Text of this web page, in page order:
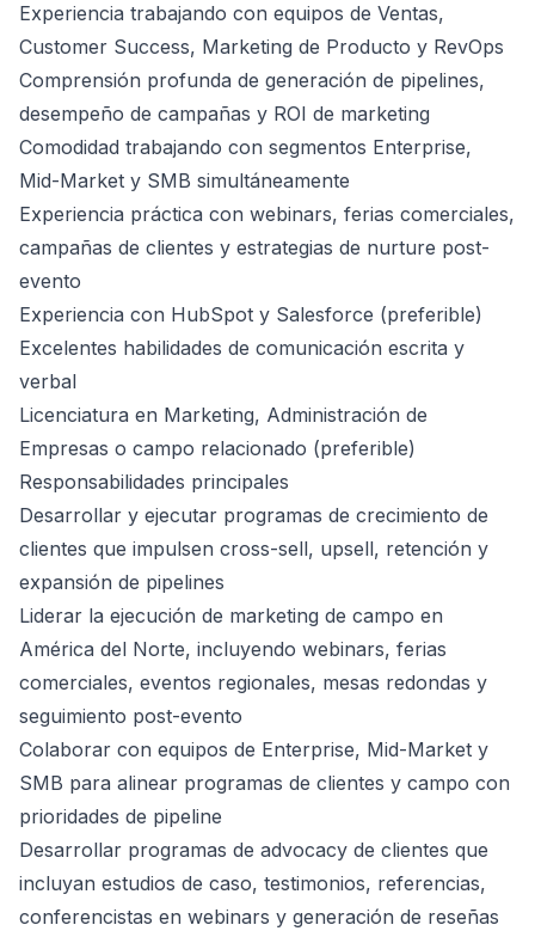
Experiencia trabajando con equipos de Ventas,
Customer Success, Marketing de Producto y RevOps
Comprensión profunda de generación de pipelines,
desempeño de campañas y ROI de marketing
Comodidad trabajando con segmentos Enterprise,
Mid-Market y SMB simultáneamente
Experiencia práctica con webinars, ferias comerciales,
campañas de clientes y estrategias de nurture post-
evento
Experiencia con HubSpot y Salesforce (preferible)
Excelentes habilidades de comunicación escrita y
verbal
Licenciatura en Marketing, Administración de
Empresas o campo relacionado (preferible)
Responsabilidades principales
Desarrollar y ejecutar programas de crecimiento de
clientes que impulsen cross-sell, upsell, retención y
expansión de pipelines
Liderar la ejecución de marketing de campo en
América del Norte, incluyendo webinars, ferias
comerciales, eventos regionales, mesas redondas y
seguimiento post-evento
Colaborar con equipos de Enterprise, Mid-Market y
SMB para alinear programas de clientes y campo con
prioridades de pipeline
Desarrollar programas de advocacy de clientes que
incluyan estudios de caso, testimonios, referencias,
conferencistas en webinars y generación de reseñas